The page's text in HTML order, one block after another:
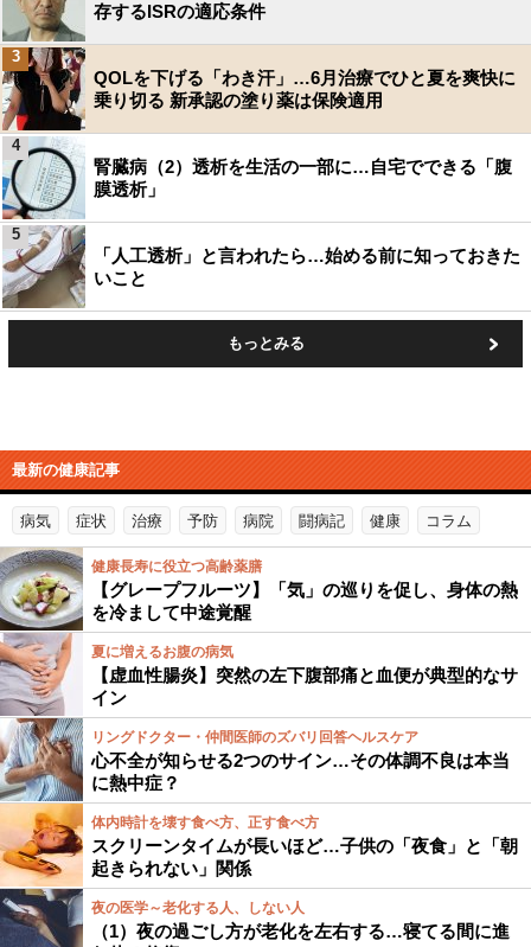
存するISRの適応条件
QOLを下げる「わき汗」…6月治療でひと夏を爽快に
乗り切る 新承認の塗り薬は保険適用
3
腎臓病（2）透析を生活の一部に…自宅でできる「腹
膜透析」
4
「人工透析」と言われたら…始める前に知っておきた
いこと
5
もっとみる
最新の健康記事
病気 症状 治療 予防 病院 闘病記 健康 コラム
健康長寿に役立つ高齢薬膳
【グレープフルーツ】「気」の巡りを促し、身体の熱
を冷まして中途覚醒
夏に増えるお腹の病気
【虚血性腸炎】突然の左下腹部痛と血便が典型的なサ
イン
リングドクター・仲間医師のズバリ回答ヘルスケア
心不全が知らせる2つのサイン…その体調不良は本当
に熱中症？
体内時計を壊す食べ方、正す食べ方
スクリーンタイムが長いほど…子供の「夜食」と「朝
起きられない」関係
夜の医学～老化する人、しない人
（1）夜の過ごし方が老化を左右する…寝てる間に進